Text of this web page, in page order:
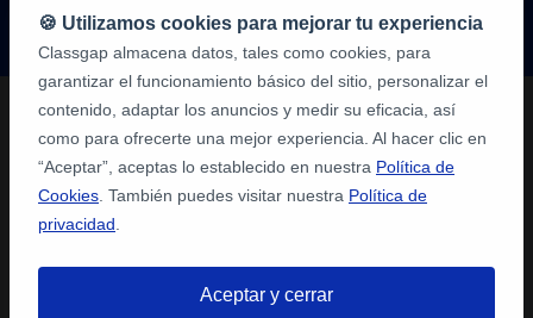
de
alumnos
🍪 Utilizamos cookies para mejorar tu experiencia
Classgap almacena datos, tales como cookies, para
garantizar el funcionamiento básico del sitio, personalizar el
contenido, adaptar los anuncios y medir su eficacia, así
como para ofrecerte una mejor experiencia. Al hacer clic en
“Aceptar”, aceptas lo establecido en nuestra Política de
Cookies . También puedes visitar nuestra Política de
privacidad
Aceptar y cerrar